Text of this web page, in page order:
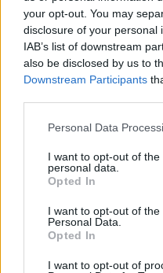
your opt-out. You may
disclosure of your personal
IAB’s list of downstream
also be disclosed by us to
Downstream Participants
Personal Data
I want to opt-out of
personal data.
Opted In
I want to opt-out of the
Personal Data.
Opted In
I want to opt-out of